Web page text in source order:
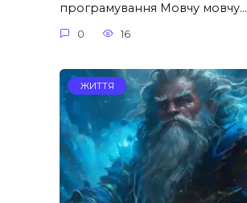
програмування Мовчу мовчу…
0 16
ЖИТТЯ